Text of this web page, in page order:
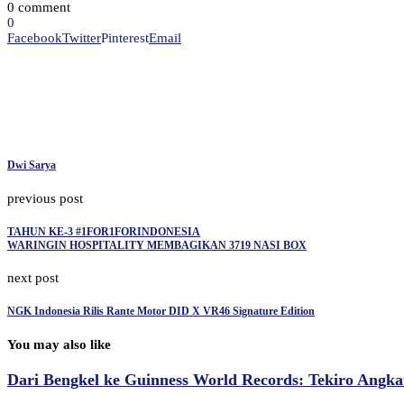
0 comment
0
FacebookTwitterPinterestEmail
Dwi Sarya
previous post
TAHUN KE-3 #1FOR1FORINDONESIA
WARINGIN HOSPITALITY MEMBAGIKAN 3719 NASI BOX
next post
NGK Indonesia Rilis Rante Motor DID X VR46 Signature Edition
You may also like
Dari Bengkel ke Guinness World Records: Tekiro